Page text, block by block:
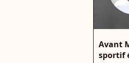
Avant
sportif